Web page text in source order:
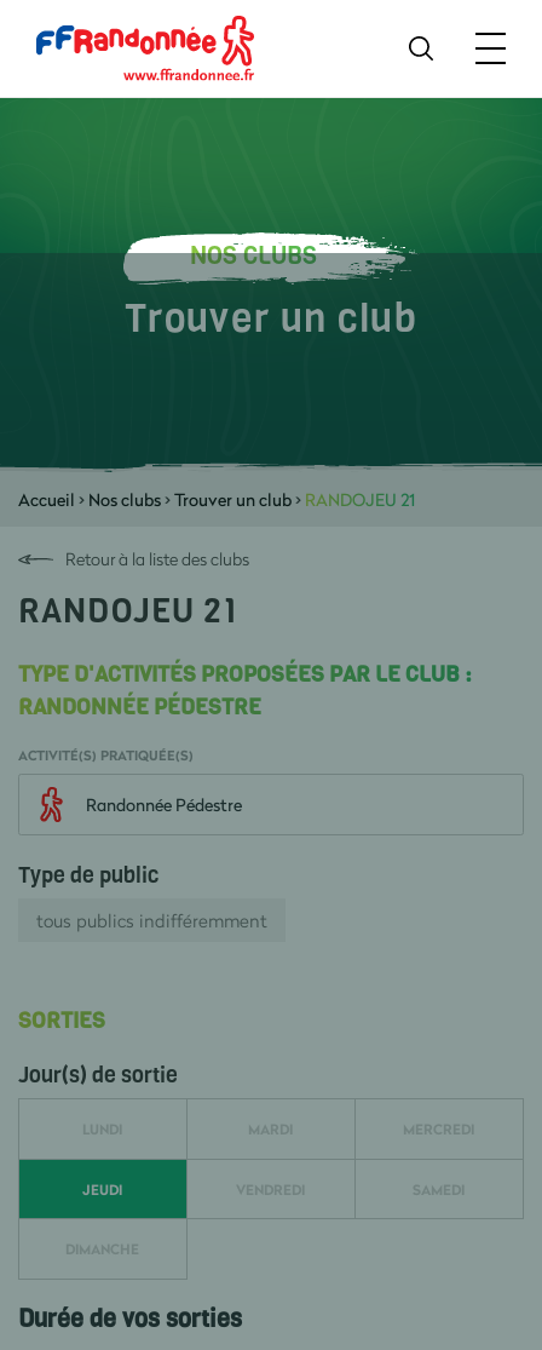
NOS CLUBS
Trouver un club
Accueil > Nos clubs>Trouver un club> RANDOJEU 21
Retour à la liste des clubs
RANDOJEU 21
TYPE D'ACTIVITÉS PROPOSÉES PAR LE CLUB :
RANDONNÉE PÉDESTRE
ACTIVITÉ(S) PRATIQUÉE(S)
Randonnée Pédestre
Type de public
tous publics indifféremment
SORTIES
Jour(s) de sortie
LUNDI MARDI MERCREDI
JEUDI VENDREDI SAMEDI
DIMANCHE
Durée de vos sorties